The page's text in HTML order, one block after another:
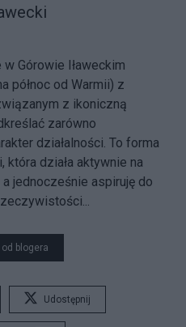
Górowie Iławeckim
północ od Warmii) z
z ikoniczną
zarówno
działalności. To forma
która działa aktywnie na
jednocześnie aspiruję do
blogera
Udostępnij